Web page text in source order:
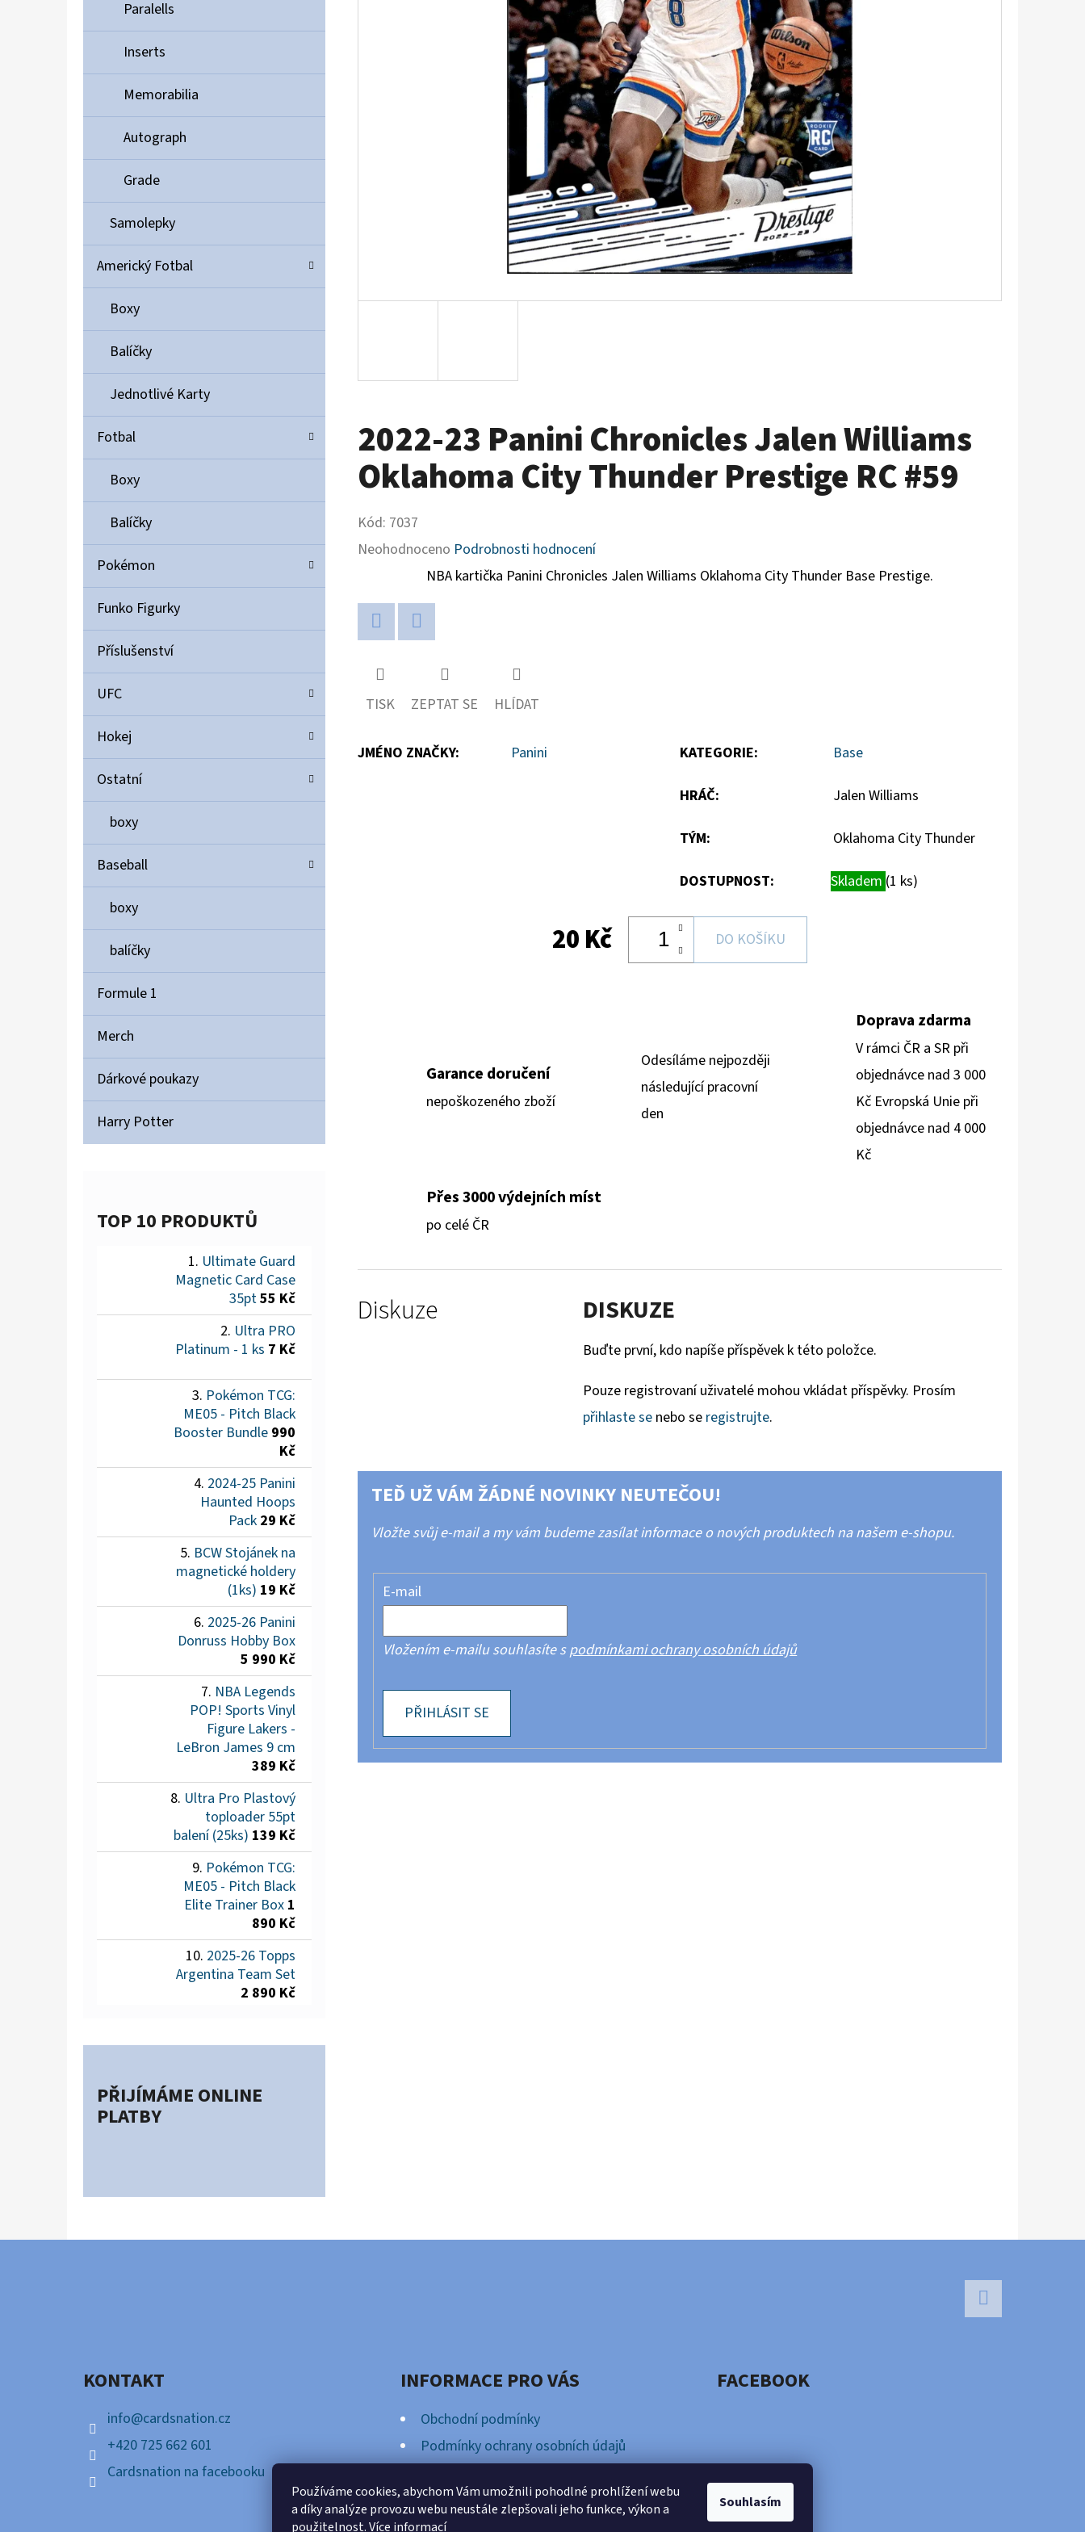
Používáme cookies, abychom Vám umožnili pohodlné prohlížení webu
a díky analýze provozu webu neustále zlepšovali jeho funkce, výkon a
použitelnost.Více informací
Souhlasím
Paralells
Inserts
Memorabilia
Autograph
Grade
Samolepky
Americký Fotbal
Boxy
Balíčky
Jednotlivé Karty
Fotbal
Boxy
Balíčky
Pokémon
Funko Figurky
Příslušenství
UFC
Hokej
Ostatní
boxy
Baseball
boxy
balíčky
Formule 1
Merch
Dárkové poukazy
Harry Potter
TOP 10 PRODUKTŮ
Ultimate Guard
Magnetic Card Case
35pt55 Kč
Ultra PRO
Platinum - 1 ks 7 Kč
Pokémon TCG:
ME05 - Pitch Black
Booster Bundle 990
Kč
2024-25 Panini
Haunted Hoops
Pack 29 Kč
BCW Stojánek na
magnetické holdery
(1ks) 19 Kč
2025-26 Panini
Donruss Hobby Box
5 990 Kč
NBA Legends
POP! Sports Vinyl
Figure Lakers -
LeBron James 9 cm
389 Kč
Ultra Pro Plastový
toploader 55pt
balení (25ks) 139 Kč
Pokémon TCG:
ME05 - Pitch Black
Elite Trainer Box 1
890 Kč
2025-26 Topps
Argentina Team Set
2 890 Kč
PŘIJÍMÁME ONLINE
PLATBY
2022-23 Panini Chronicles Jalen Williams
Oklahoma City Thunder Prestige RC #59
Kód: 7037
Průměrné
produktu
Neohodnoceno Podrobnosti hodnocení
NBA kartička Panini Chronicles Jalen Williams Oklahoma City Thunder Base Prestige.
TISK ZEPTAT SE HLÍDAT
JMÉNO ZNAČKY: Panini KATEGORIE: Base
HRÁČ: Jalen Williams
TÝM: Oklahoma City Thunder
DOSTUPNOST: Skladem (1 ks)
20 Kč DO KOŠÍKU
Garance doručení
nepoškozeného zboží
Odesíláme nejpozději
následující pracovní
den
Doprava zdarma
V rámci ČR a SR při
objednávce nad 3 000
Kč Evropská Unie při
objednávce nad 4 000
Kč
Přes 3000 výdejních míst
po celé ČR
Diskuze DISKUZE
Buďte první, kdo napíše příspěvek k této položce.
Pouze registrovaní uživatelé mohou vkládat příspěvky. Prosím
přihlaste se nebo se registrujte.
TEĎ UŽ VÁM ŽÁDNÉ NOVINKY NEUTEČOU!
Vložte svůj e-mail a my vám budeme zasílat informace o nových produktech na našem e-shopu.
E-mail
Vložením e-mailu souhlasíte spodmínkami ochrany osobních údajů
PŘIHLÁSIT SE
ULTIMATE GUARD MAGNETIC CARD CASE 35PT
POKÉMON TCG: ME05 - PITCH BLACK
BOOSTER BUNDLE
990 Kč
KONTAKT
info@cardsnation.cz
+420 725 662 601
Cardsnation na facebooku
INFORMACE PRO VÁS
Obchodní podmínky
Podmínky ochrany osobních údajů
FACEBOOK